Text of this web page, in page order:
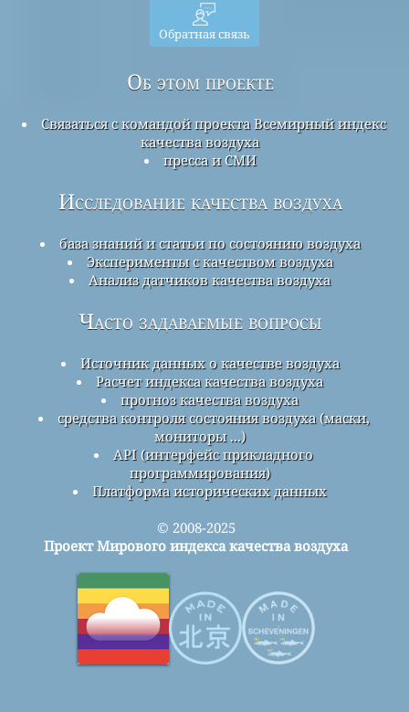
Обратная связь
Об этом проекте
Связаться с командой проекта Всемирный индекс
качества воздуха
пресса и СМИ
Исследование качества воздуха
база знаний и статьи по состоянию воздуха
Эксперименты с качеством воздуха
Анализ датчиков качества воздуха
Часто задаваемые вопросы
Источник данных о качестве воздуха
Расчет индекса качества воздуха
прогноз качества воздуха
средства контроля состояния воздуха (маски,
мониторы ...)
API (интерфейс прикладного
программирования)
Платформа исторических данных
© 2008-2025
Проект Мирового индекса качества воздуха